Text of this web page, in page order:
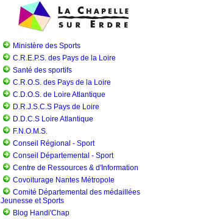
Ministère des Sports
C.R.E.P.S. des Pays de la Loire
Santé des sportifs
C.R.O.S. des Pays de la Loire
C.D.O.S. de Loire Atlantique
D.R.J.S.C.S Pays de Loire
D.D.C.S Loire Atlantique
F.N.O.M.S.
Conseil Régional - Sport
Conseil Départemental - Sport
Centre de Ressources & d'Information
Covoiturage Nantes Métropole
Comité Départemental des médaillées
Jeunesse et Sports
Blog Handi'Chap